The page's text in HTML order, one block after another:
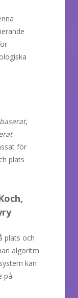
,
.
för
plats
plats och
algoritm
kan
på